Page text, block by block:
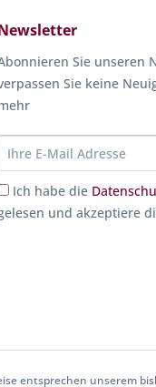
Sie unseren
Sie keine
Ich habe die
und akzeptiere
entsprechen unserem